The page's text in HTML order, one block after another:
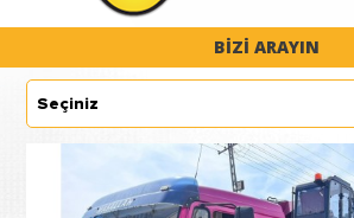
BİZİ ARAYIN